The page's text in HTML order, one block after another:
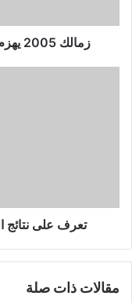
زمالك 2005 يهزم الجونة بثلاثية فى بطولة الجمهورية
تعرف على نتائج
مقالات ذات صلة